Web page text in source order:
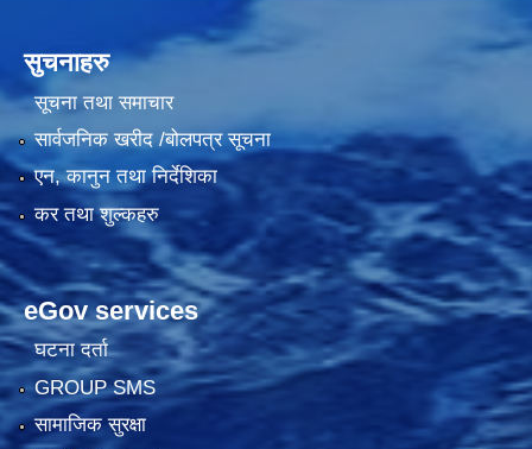
सुचनाहरु
सूचना तथा समाचार
सार्वजनिक खरीद /बोलपत्र सूचना
एन, कानुन तथा निर्देशिका
कर तथा शुल्कहरु
eGov services
घटना दर्ता
GROUP SMS
सामाजिक सुरक्षा